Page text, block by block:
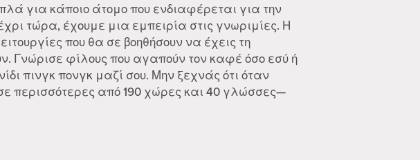
για κάποιο άτομο που ενδιαφέρεται για την
τώρα, έχουμε μια εμπειρία στις γνωριμίες. Η
που θα σε βοηθήσουν να έχεις τη
Γνώρισε φίλους που αγαπούν τον καφέ όσο εσύ ή
πινγκ πονγκ μαζί σου. Μην ξεχνάς ότι όταν
περισσότερες από 190 χώρες και 40 γλώσσες—